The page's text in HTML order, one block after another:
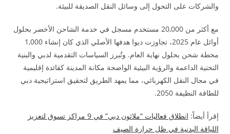
والشركات على التحول إلى وسائل النقل الصديقة للبيئة.
مع أكثر من 20,000 مستخدم مسجل في خدمة الشاحن الأخضر بحلول
أوائل عام 2025، تجاوزت ديوا هدفها الأصلي الذي كان إنشاء 1,000
محطة شحن بحلول نهاية العام. وتُبرز السياسات التقدمية لدبي والبنية
التحتية الداعمة والرؤية البيئية الواضحة مكانة المدينة كقائدة إقليمية
في مجال النقل الكهربائي، مما يمهد الطريق لتحقيق استراتيجية دبي
للطاقة النظيفة 2050.
إقرأ أيضاً:
انطلاق فعاليات “ملاثون دبي” في 9 مراكز تسوق لتعزيز
اللياقة البدنية في ظل حرارة الصيف